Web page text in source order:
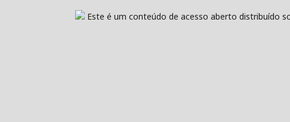
Este é um conteúdo de acesso aberto distribuído